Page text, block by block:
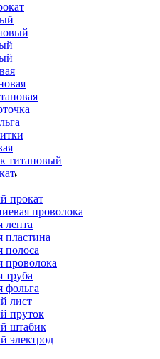
титановый
прокат
проволока
лента
пластина
полоса
проволока
труба
фольга
лист
пруток
штабик
электрод